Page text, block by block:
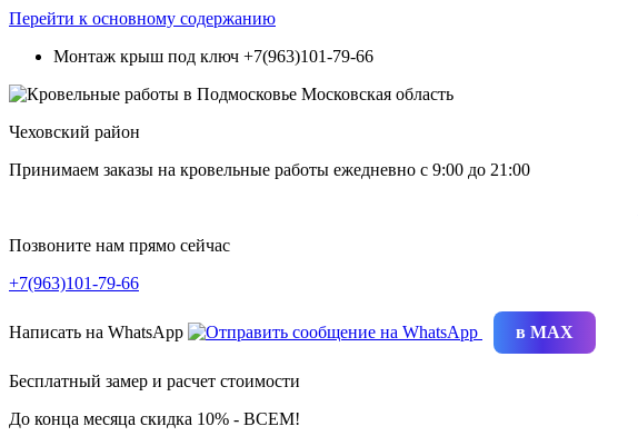
Перейти к основному содержанию
Монтаж крыш под ключ +7(963)101-79-66
Чеховский район
Принимаем заказы на кровельные работы ежедневно c 9:00 до 21:00
Позвоните нам прямо сейчас
+7(963)101-79-66
Написать на WhatsApp в MAX
Бесплатный замер и расчет стоимости
До конца месяца скидка 10% - ВСЕМ!